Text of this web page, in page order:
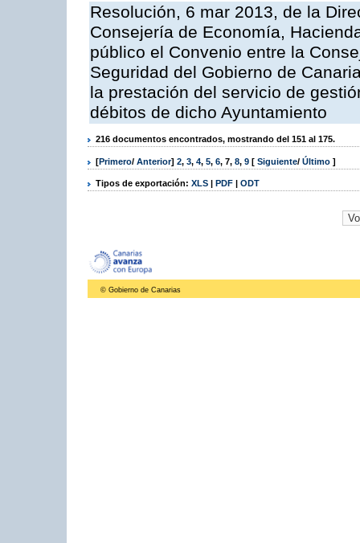
Resolución, 6 mar 2013, de la
Consejería de Economía,
público el Convenio entre la
Seguridad del Gobierno de
la prestación del servicio de
débitos de dicho Ayuntamiento
216 documentos encontrados, mostrando del 151 al 175.
[Primero/ Anterior] 2, 3, 4, 5, 6, 7, 8, 9 [ Siguiente/ Último ]
Tipos de exportación: XLS | PDF | ODT
© Gobierno de Canarias